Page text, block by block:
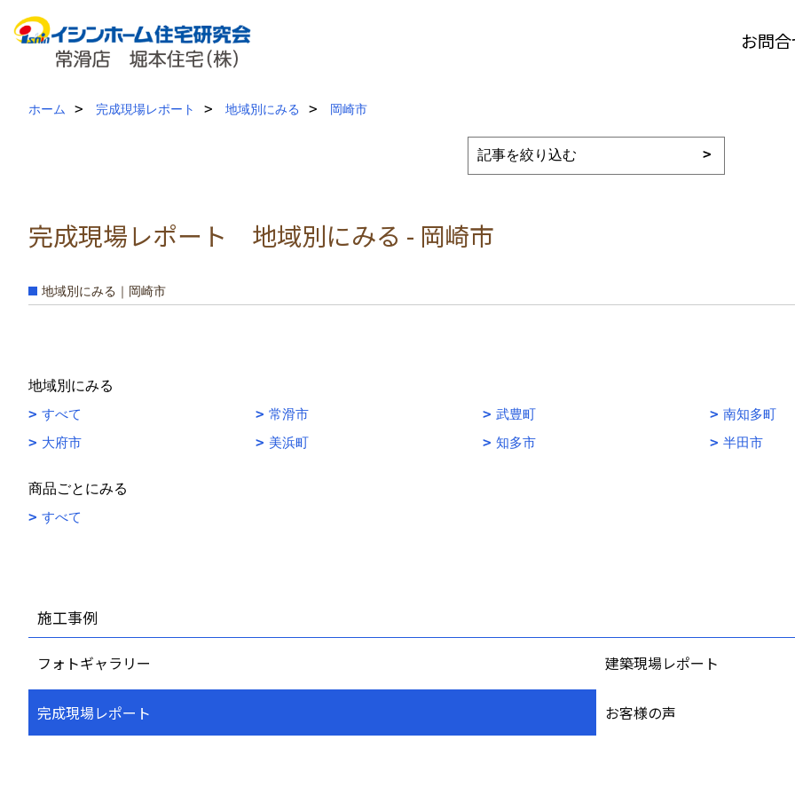
お問
ホーム 完成現場レポート 地域別にみる 岡崎市
完成現場レポート 地域別にみる - 岡崎市
地域別にみる｜岡崎市
地域別にみる
すべて
常滑市 武豊町
南知多町
大府市
美浜町 知多市 半田市
商品ごとにみる
すべて
施工事例
フォトギャラリー 建築現場レポート
完成現場レポート お客様の声